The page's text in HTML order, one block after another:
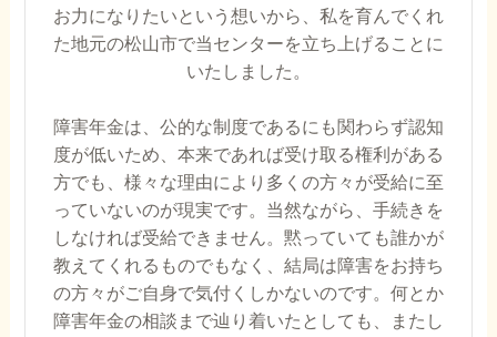
お力になりたいという想いから、私を育んでくれ
た地元の松山市で当センターを立ち上げることに
いたしました。
障害年金は、公的な制度であるにも関わらず認知
度が低いため、本来であれば受け取る権利がある
方でも、様々な理由により多くの方々が受給に至
っていないのが現実です。当然ながら、手続きを
しなければ受給できません。黙っていても誰かが
教えてくれるものでもなく、結局は障害をお持ち
の方々がご自身で気付くしかないのです。何とか
障害年金の相談まで辿り着いたとしても、またし